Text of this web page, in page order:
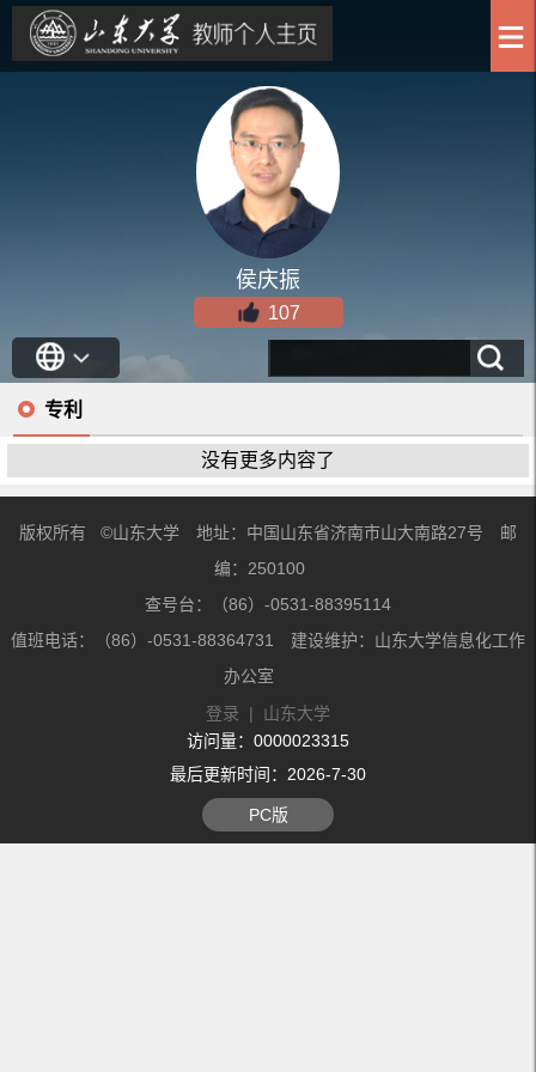
侯庆振
107
专利
没有更多内容了
版权所有 ©山东大学 地址：中国山东省济南市山大南路27号 邮
编：250100
查号台：（86）-0531-88395114
值班电话：（86）-0531-88364731 建设维护：山东大学信息化工作
办公室
登录 | 山东大学
访问量： 0000023315
最后更新时间： 2026-7-30
PC版